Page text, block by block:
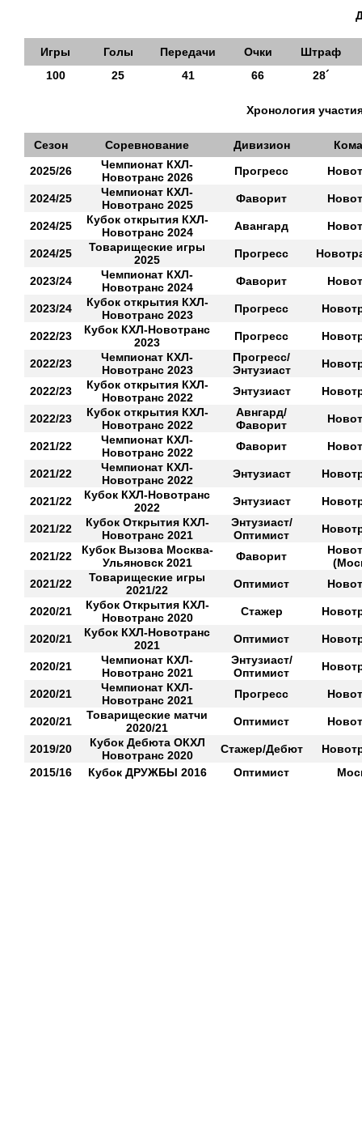
Игры Голы Передачи Очки
Штраф
100
25 41 66 28´
Хронология
Сезон Соревнование Дивизион
2025/26
Чемпионат КХЛ-
Новотранс 2026
Прогресс
2024/25
Чемпионат КХЛ-
Новотранс 2025
Фаворит
2024/25
Кубок открытия КХЛ-
Новотранс 2024
Авангард
2024/25
Товарищеские игры
2025
Прогресс
2023/24
Чемпионат КХЛ-
Новотранс 2024
Фаворит
2023/24
Кубок открытия КХЛ-
Новотранс 2023
Прогресс
2022/23
Кубок КХЛ-Новотранс
2023
Прогресс
2022/23
Чемпионат КХЛ-
Новотранс 2023
Прогресс/
Энтузиаст
2022/23
Кубок открытия КХЛ-
Новотранс 2022
Энтузиаст
2022/23
Кубок открытия КХЛ-
Новотранс 2022
Авнгард/
Фаворит
2021/22
Чемпионат КХЛ-
Новотранс 2022
Фаворит
2021/22
Чемпионат КХЛ-
Новотранс 2022
Энтузиаст
2021/22
Кубок КХЛ-Новотранс
2022
Энтузиаст
2021/22
Кубок Открытия КХЛ-
Новотранс 2021
Энтузиаст/
Оптимист
2021/22
Кубок Вызова Москва-
Ульяновск 2021
Фаворит
2021/22
Товарищеские игры
2021/22
Оптимист
2020/21
Кубок Открытия КХЛ-
Новотранс 2020
Стажер
2020/21
Кубок КХЛ-Новотранс
2021
Оптимист
2020/21
Чемпионат КХЛ-
Новотранс 2021
Энтузиаст/
Оптимист
2020/21
Чемпионат КХЛ-
Новотранс 2021
Прогресс
2020/21
Товарищеские матчи
2020/21
Оптимист
2019/20
Кубок Дебюта ОКХЛ
Новотранс 2020
Стажер/Дебют
2015/16
Кубок ДРУЖБЫ 2016 Оптимист